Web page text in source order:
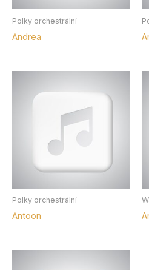
Polky orchestrální
Andrea
Polky orchestrální
Antoon